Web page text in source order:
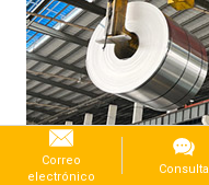
Correo
electrónico
Consulta